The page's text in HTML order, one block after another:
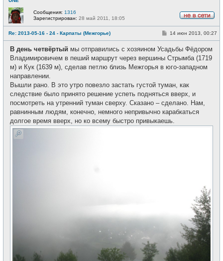
е
в
с
Сообщения: 1316
Зарегистрирован: 28 май 2011, 18:05
Re: 2013-05-16 - 24 - Карпаты (Межгорье)
С
б
щ
н
14 июн 2013, 00:27
В день четвёртый мы отправились с хозяином Усадьбы Фёдором
Владимировичем в пеший маршрут через вершины Стрымба (1719
м) и Кук (1639 м), сделав петлю близь Межгорья в юго-западном
направлении.
Вышли рано. В это утро повезло застать густой туман, как
следствие было принято решение успеть подняться вверх, и
посмотреть на утренний туман сверху. Сказано – сделано. Нам,
равнинным людям, конечно, немного непривычно карабкаться
долгое время вверх, но ко всему быстро привыкаешь.